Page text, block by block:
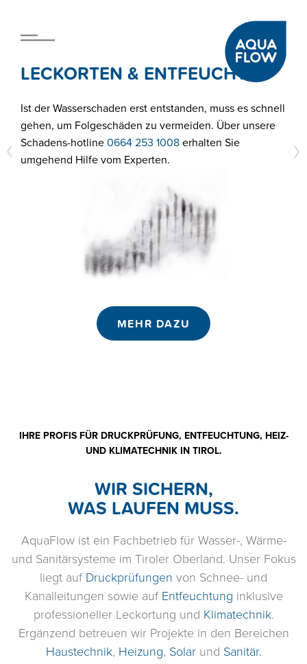
LECKORTEN & ENTFEUCHTEN
Ist der Wasserschaden erst entstanden, muss es schnell
gehen, um Folgeschäden zu vermeiden. Über unsere
Schadens-hotline 0664 253 1008 erhalten Sie
umgehend Hilfe vom Experten.
MEHR DAZU
IHRE PROFIS FÜR DRUCKPRÜFUNG, ENTFEUCHTUNG, HEIZ-
UND KLIMATECHNIK IN TIROL.
WIR SICHERN,
WAS LAUFEN MUSS.
AquaFlow ist ein Fachbetrieb für Wasser-, Wärme-
und Sanitärsysteme im Tiroler Oberland. Unser Fokus
liegt auf Druckprüfungen von Schnee- und
Kanalleitungen sowie auf Entfeuchtung inklusive
professioneller Leckortung und Klimatechnik.
Ergänzend betreuen wir Projekte in den Bereichen
Haustechnik, Heizung, Solarund Sanitär.